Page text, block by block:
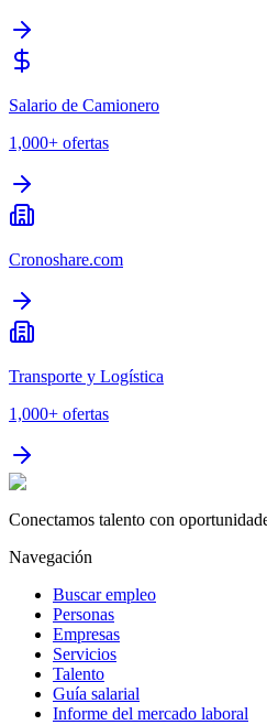
Salario de Camionero
1,000+ ofertas
Cronoshare.com
Transporte y Logística
1,000+ ofertas
Conectamos talento con
Navegación
Buscar empleo
Personas
Empresas
Servicios
Talento
Guía salarial
Informe del mercado laboral